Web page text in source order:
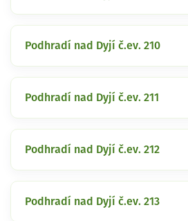
Podhradí nad Dyjí č.ev. 210
Podhradí nad Dyjí č.ev. 211
Podhradí nad Dyjí č.ev. 212
Podhradí nad Dyjí č.ev. 213